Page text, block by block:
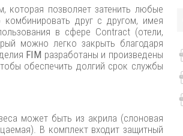
позволяет затенить любые
друг с другом, имея
в сфере Contract (отели,
можно легко закрыть благодаря
FIM разработаны и произведены
обеспечить долгий срок службы
может быть из акрила (слоновая
В комплект входит защитный